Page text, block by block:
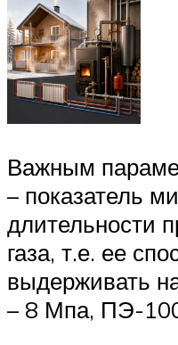
Важным
– показатель
длительности
газа, т.е. ее
выдерживать
– 8 Мпа, ПЭ-